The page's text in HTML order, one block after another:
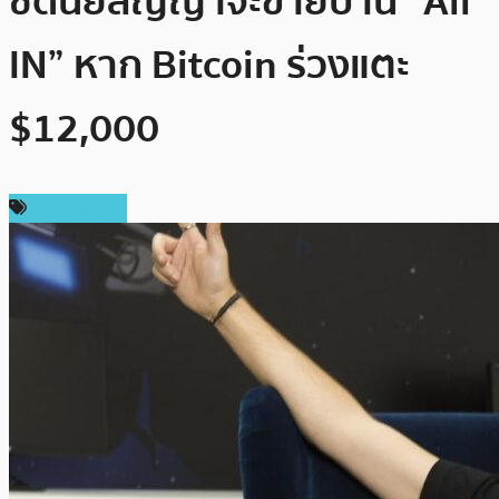
IN” หาก Bitcoin ร่วงแตะ
$12,000